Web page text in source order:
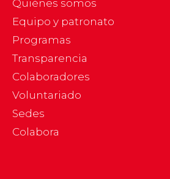
Quiénes somos
Equipo y patronato
Programas
Transparencia
Colaboradores
Voluntariado
Sedes
Colabora